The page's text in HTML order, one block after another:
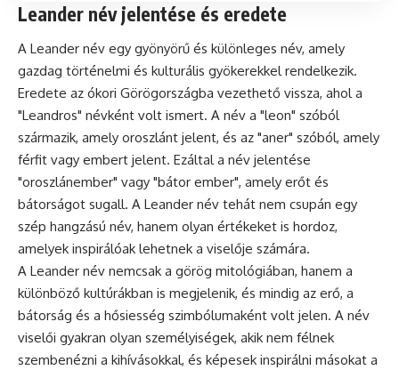
Leander név jelentése és eredete
A Leander név egy gyönyörű és különleges név, amely
gazdag történelmi és kulturális gyökerekkel rendelkezik.
Eredete az ókori Görögországba vezethető vissza, ahol a
"Leandros" névként volt ismert. A név a "leon" szóból
származik, amely oroszlánt jelent, és az "aner" szóból, amely
férfit vagy embert jelent. Ezáltal a név jelentése
"oroszlánember" vagy "bátor ember", amely erőt és
bátorságot sugall. A Leander név tehát nem csupán egy
szép hangzású név, hanem olyan értékeket is hordoz,
amelyek inspirálóak lehetnek a viselője számára.
A Leander név nemcsak a görög mitológiában, hanem a
különböző kultúrákban is megjelenik, és mindig az erő, a
bátorság és a hősiesség szimbólumaként volt jelen. A név
viselői gyakran olyan személyiségek, akik nem félnek
szembenézni a kihívásokkal, és képesek inspirálni másokat a